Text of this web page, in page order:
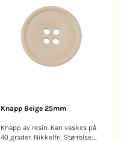
Knapp Beige 25mm
Knapp av resin. Kan vaskes på
40 grader. Nikkelfri. Størrelse: